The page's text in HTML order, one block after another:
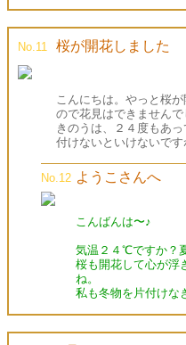
No.11 桜が開花しました
こんにちは。やっと桜
ので花見はできませんで
きのうは、２４度もあ
付けないといけないです
No.12 ようこさんへ
こんばんは〜♪
気温２４℃ですか？
桜も開花して心が浮
ね。
私も冬物を片付けな